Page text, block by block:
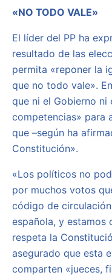
«NO TODO VALE»
El líder del PP ha
resultado de las
permita «reponer la
que no todo vale».
que ni el Gobierno ni
competencias» para
que –según ha
Constitución».
«Los políticos no
por muchos votos
código de
española, y estamos
respeta la
asegurado que esta
comparten «jueces,